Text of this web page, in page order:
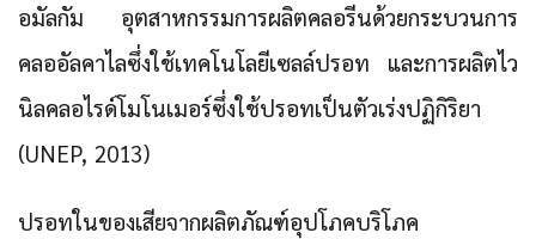
อมัลกัม อุตสาหกรรมการผลิตคลอรีนด้วยกระบวนการ
คลออัลคาไลซึ่งใช้เทคโนโลยีเซลล์ปรอท และการผลิตไว
นิลคลอไรด์โมโนเมอร์ซึ่งใช้ปรอทเป็นตัวเร่งปฏิกิริยา
(UNEP, 2013)
ปรอทในของเสียจากผลิตภัณฑ์อุปโภคบริโภค